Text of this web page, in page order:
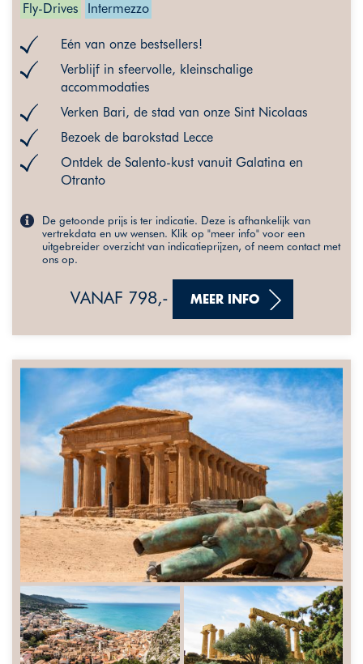
Fly-Drives Intermezzo
Eén van onze bestsellers!
Verblijf in sfeervolle, kleinschalige
accommodaties
Verken Bari, de stad van onze Sint Nicolaas
Bezoek de barokstad Lecce
Ontdek de Salento-kust vanuit Galatina en
Otranto
De getoonde prijs is ter indicatie. Deze is afhankelijk van
vertrekdata en uw wensen. Klik op "meer info" voor een
uitgebreider overzicht van indicatieprijzen, of neem contact met
ons op.
VANAF 798,- MEER INFO